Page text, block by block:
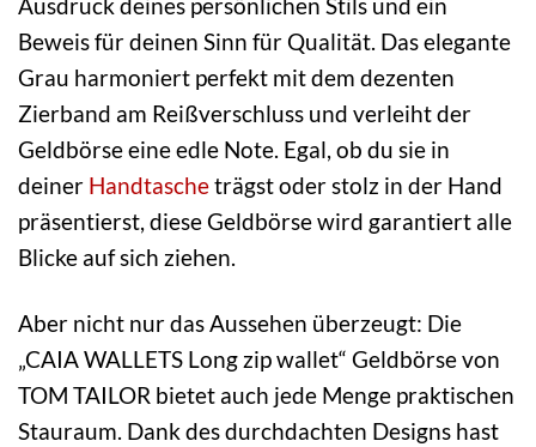
Beweis für deinen Sinn für Qualität. Das elegante
Grau harmoniert perfekt mit dem dezenten
Zierband am Reißverschluss und verleiht der
Geldbörse eine edle Note. Egal, ob du sie in
deiner Handtascheträgst oder stolz in der Hand
präsentierst, diese Geldbörse wird garantiert alle
Blicke auf sich ziehen.
Aber nicht nur das Aussehen überzeugt: Die
„CAIA WALLETS Long zip wallet“ Geldbörse von
TOM TAILOR bietet auch jede Menge praktischen
Stauraum. Dank des durchdachten Designs hast